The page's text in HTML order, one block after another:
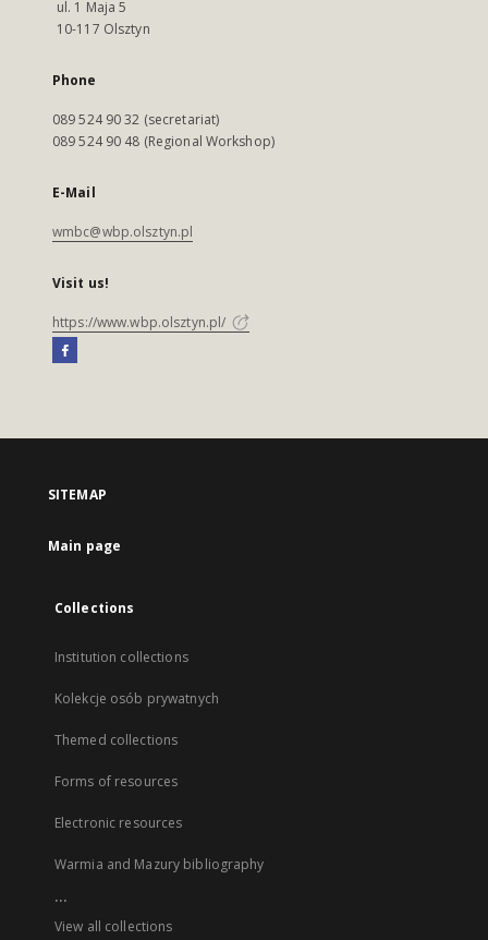
ul. 1 Maja 5
10-117 Olsztyn
Phone
089 524 90 32 (secretariat)
089 524 90 48 (Regional Workshop)
E-Mail
wmbc@wbp.olsztyn.pl
Visit us!
https://www.wbp.olsztyn.pl/
SITEMAP
Main page
Collections
Institution collections
Kolekcje osób prywatnych
Themed collections
Forms of resources
Electronic resources
Warmia and Mazury bibliography
...
View all collections